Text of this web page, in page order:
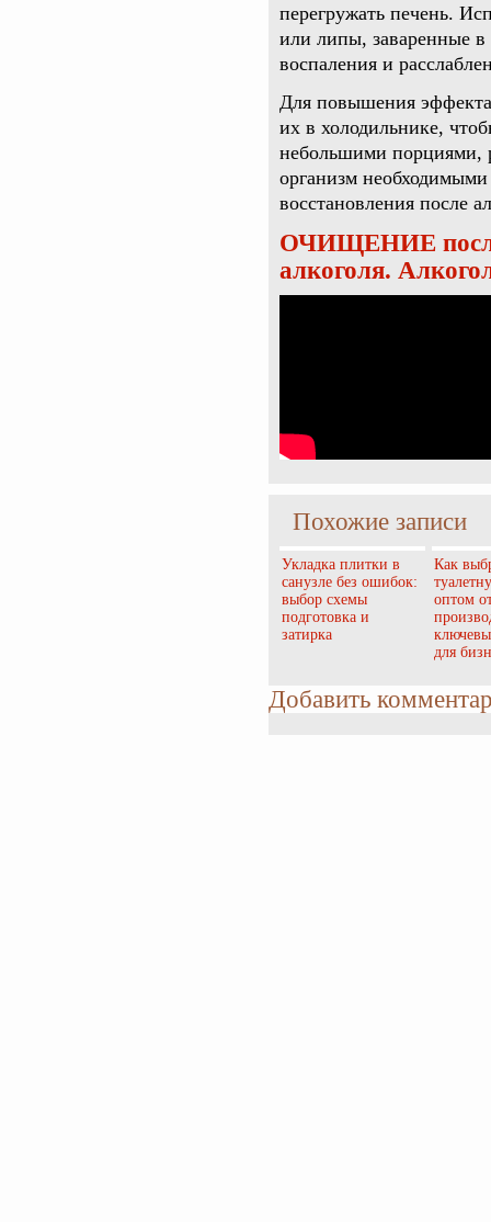
перегружать печень.
или липы, заваренные в
воспаления и
Для повышения
их в холодильнике,
небольшими порциями,
организм
восстановления после
ОЧИЩЕНИЕ
алкоголя.
Похожие записи
Укладка плитки в
санузле без ошибок:
выбор схемы
подготовка и
затирка
Как
оптом
для
Добавить